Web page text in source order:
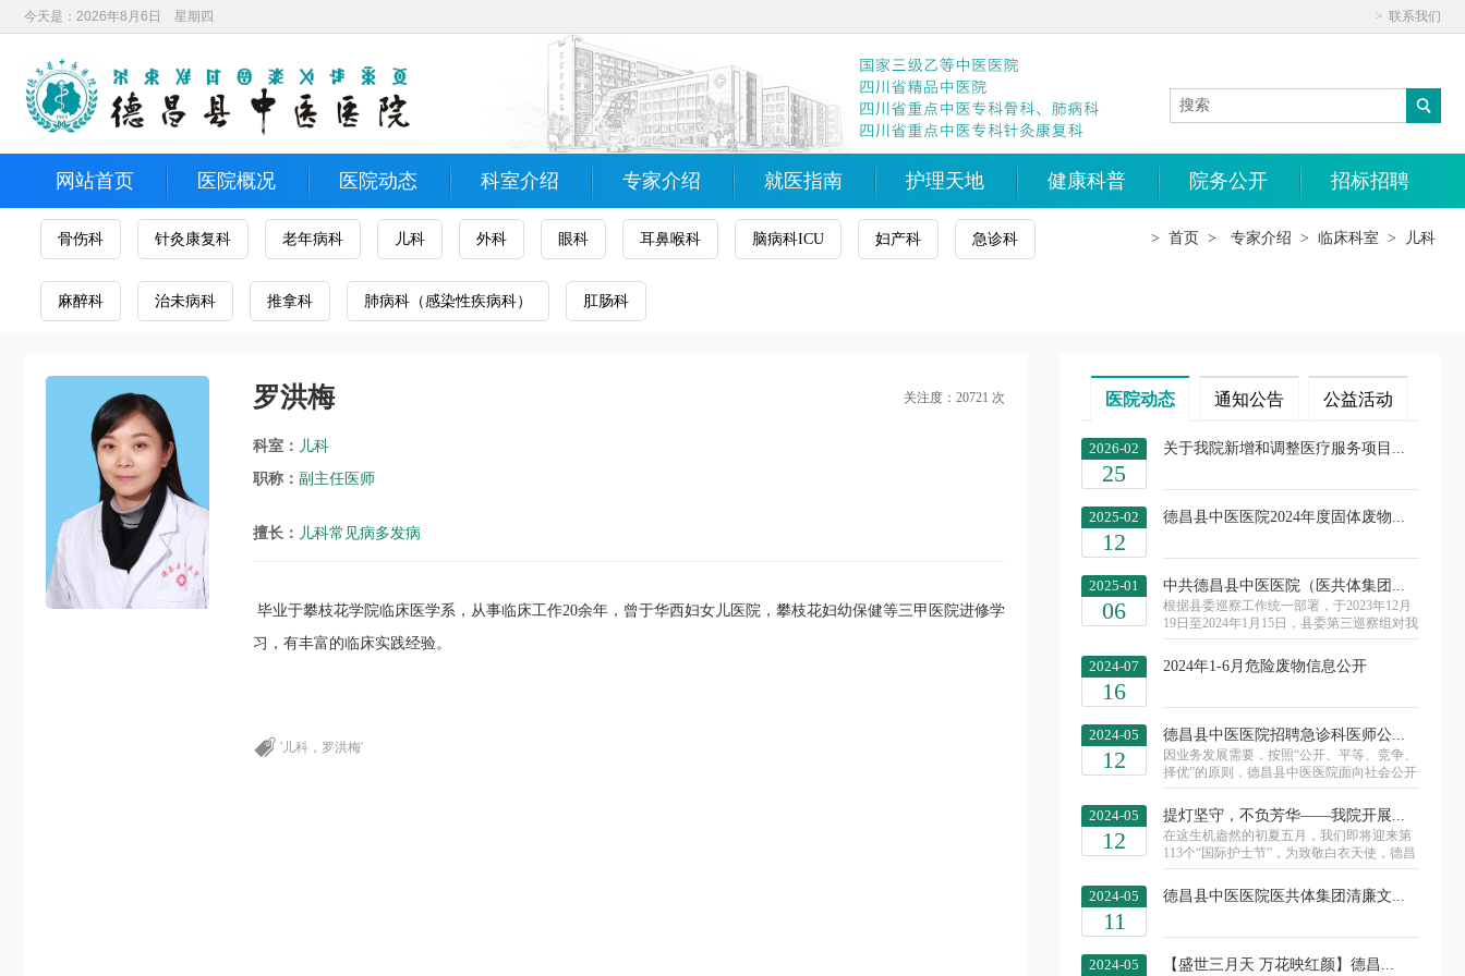
今天是：2026年8月6日 星期四 > 联系我们
网站首页 医院概况 医院动态 科室介绍 专家介绍 就医指南 护理天地 健康科普 院务公开 招标招聘
骨伤科 针灸康复科 老年病科 儿科 外科 眼科 耳鼻喉科 脑病科ICU 妇产科 急诊科
麻醉科 治未病科 推拿科 肺病科（感染性疾病科） 肛肠科
> 首页 > 专家介绍 > 临床科室 > 儿科
罗洪梅 关注度：20721 次
科室： 儿科
职称： 副主任医师
擅长： 儿科常见病多发病
毕业于攀枝花学院临床医学系，从事临床工作20余年，曾于华西妇女儿医院，攀枝花妇幼保健等三甲医院进修学
习，有丰富的临床实践经验。
'儿科，罗洪梅'
医院动态 通知公告 公益活动
2026-02
25
关于我院新增和调整医疗服务项目...
2025-02
12
德昌县中医医院2024年度固体废物...
2025-01
06
中共德昌县中医医院（医共体集团...
根据县委巡察工作统一部署，于2023年12月
19日至2024年1月15日，县委第三巡察组对我
医共体集团党委开展了巡察，于2024年4月23
日向县中医医院党委领导班子和主要负...
2024-07
16
2024年1-6月危险废物信息公开
2024-05
12
德昌县中医医院招聘急诊科医师公...
因业务发展需要，按照“公开、平等、竞争、
择优”的原则，德昌县中医医院面向社会公开
招聘急诊科医师。
2024-05
12
提灯坚守，不负芳华——我院开展...
在这生机盎然的初夏五月，我们即将迎来第
113个“国际护士节”，为致敬白衣天使，德昌
县中医医院开展了一系列有担当、有温度、
有创意、有情怀的“5·12”国际护士...
2024-05
11
德昌县中医医院医共体集团清廉文...
2024-05 【盛世三月天 万花映红颜】德昌...